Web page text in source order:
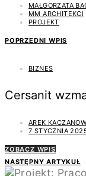
MAŁGORZATA
MM ARCHITEKCI
PROJEKT
POPRZEDNI WPIS
BIZNES
Cersanit
AREK
7 STYCZNIA
ZOBACZ WPIS
NASTĘPNY ARTYKUŁ